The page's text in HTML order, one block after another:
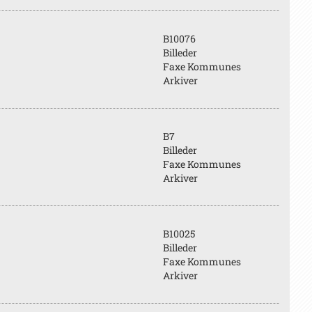
B10076
Billeder
Faxe Kommunes
Arkiver
B7
Billeder
Faxe Kommunes
Arkiver
B10025
Billeder
Faxe Kommunes
Arkiver